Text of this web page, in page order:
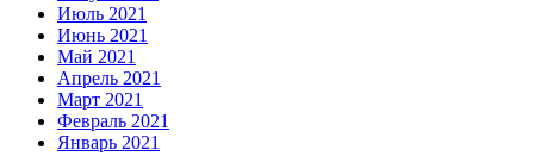
Июль 2021
Июнь 2021
Май 2021
Апрель 2021
Март 2021
Февраль 2021
Январь 2021